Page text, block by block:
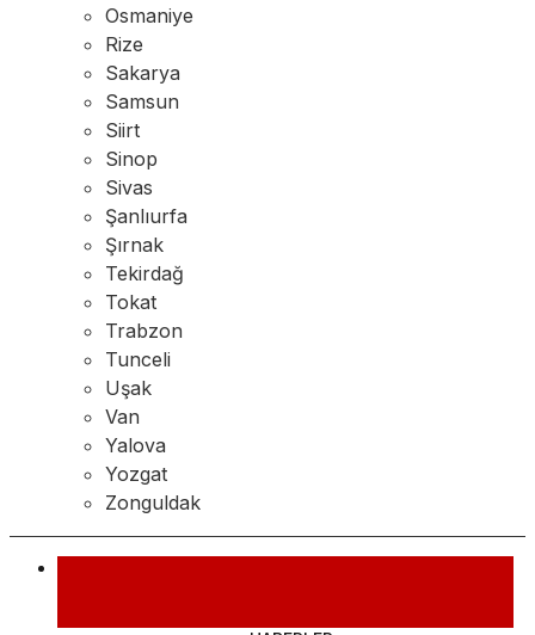
Osmaniye
Rize
Sakarya
Samsun
Siirt
Sinop
Sivas
Şanlıurfa
Şırnak
Tekirdağ
Tokat
Trabzon
Tunceli
Uşak
Van
Yalova
Yozgat
Zonguldak